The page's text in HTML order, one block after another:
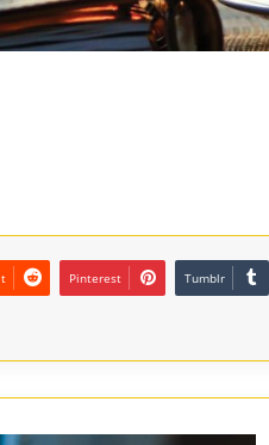
Tumblr
Pinterest